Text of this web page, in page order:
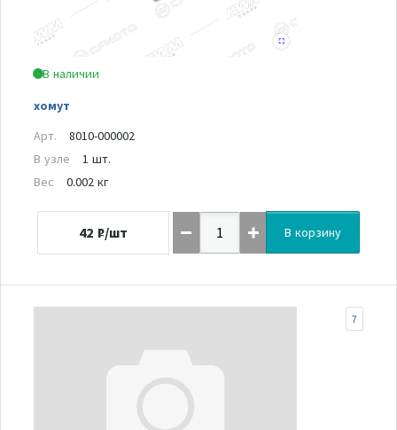
В наличии
хомут
Арт.
8010-000002
В узле
1 шт.
Вес
0.002 кг
42 ₽/шт В корзину
7